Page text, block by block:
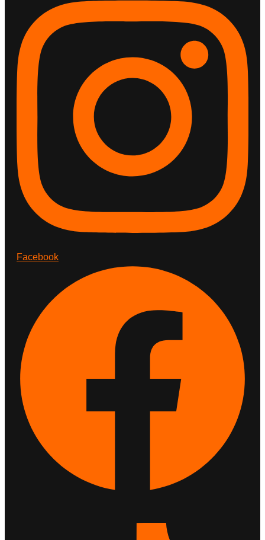
Facebook